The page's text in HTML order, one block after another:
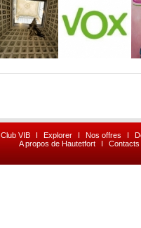
Club VIB I Explorer I Nos offres I
A propos de Hautetfort
I Contacts